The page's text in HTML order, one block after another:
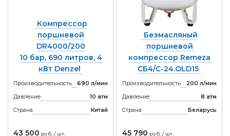
Компрессор
поршневой
DR4000/200
10 бар, 690 литров, 4
кВт Denzel
Производительность
690 л/мин
Давление
10 атм
Страна
Китай
43 500 руб. / шт.
Безмасляный
поршневой
компрессор Remeza
СБ4/С-24.OLD15
Производительность
200 л/мин
Давление
8 атм
Страна
Беларусь
45 790 руб. / шт.